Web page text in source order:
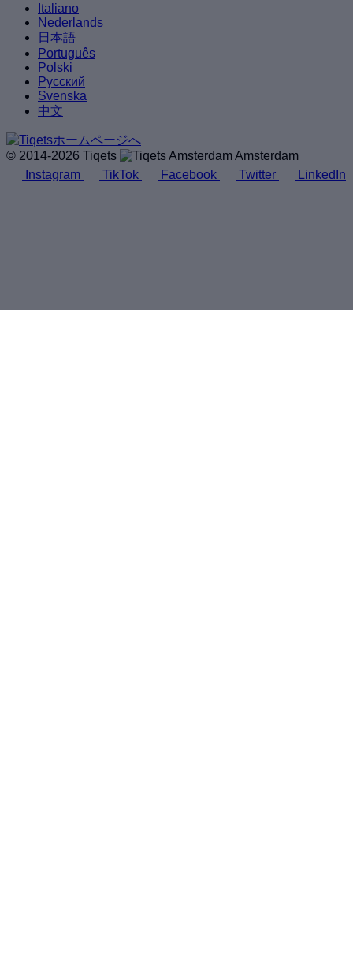
Italiano
Nederlands
日本語
Português
Polski
Русский
Svenska
中文
© 2014-2026 Tiqets
Amsterdam
Instagram
TikTok Facebook Twitter LinkedIn